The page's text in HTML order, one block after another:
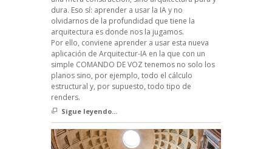
dura. Eso sí: aprender a usar la IA y no
olvidarnos de la profundidad que tiene la
arquitectura es donde nos la jugamos.
Por ello, conviene aprender a usar esta nueva
aplicación de Arquitectur-IA en la que con un
simple COMANDO DE VOZ tenemos no solo los
planos sino, por ejemplo, todo el cálculo
estructural y, por supuesto, todo tipo de
renders.
Sigue leyendo...